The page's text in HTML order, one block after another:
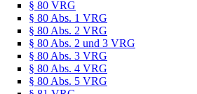
§ 80 VRG
§ 80 Abs. 1 VRG
§ 80 Abs. 2 VRG
§ 80 Abs. 2 und 3 VRG
§ 80 Abs. 3 VRG
§ 80 Abs. 4 VRG
§ 80 Abs. 5 VRG